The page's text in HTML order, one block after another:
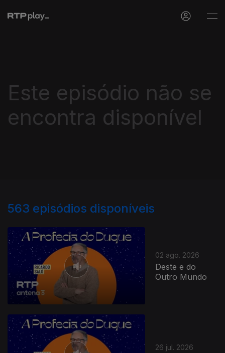
Este episódio não se
encontra disponível
563 episódios disponíveis
02 ago. 2026
Deste e do
Outro Mundo
26 jul. 2026